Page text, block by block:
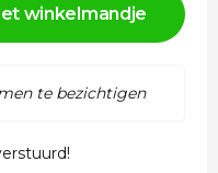
winkelmandje
te bezichtigen